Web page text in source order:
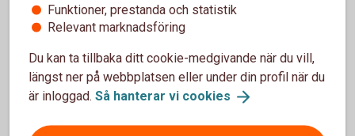
First NorthLV 09.00-15.00
Litauen
Funktioner, prestanda och statistik
Relevant marknadsföring
Du kan ta tillbaka ditt cookie-medgivande när du vill,
längst ner på webbplatsen eller under din profil när du
är inloggad. Så hanterar vi cookies